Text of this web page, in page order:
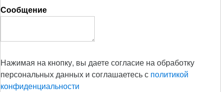
Сообщение
Нажимая на кнопку, вы даете согласие на обработку
персональных данных и соглашаетесь с политикой
конфиденциальности